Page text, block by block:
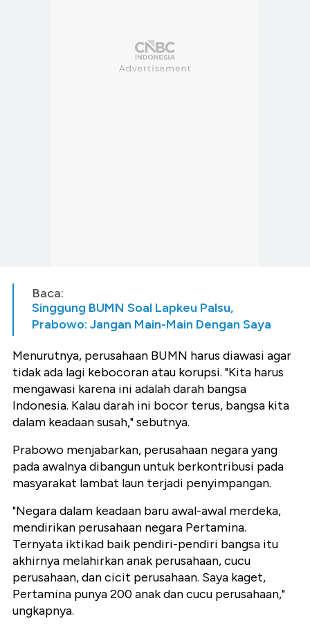
Baca:
Singgung BUMN Soal Lapkeu Palsu,
Prabowo: Jangan Main-Main Dengan Saya
Menurutnya, perusahaan BUMN harus diawasi agar
tidak ada lagi kebocoran atau korupsi. "Kita harus
mengawasi karena ini adalah darah bangsa
Indonesia. Kalau darah ini bocor terus, bangsa kita
dalam keadaan susah," sebutnya.
Prabowo menjabarkan, perusahaan negara yang
pada awalnya dibangun untuk berkontribusi pada
masyarakat lambat laun terjadi penyimpangan.
"Negara dalam keadaan baru awal-awal merdeka,
mendirikan perusahaan negara Pertamina.
Ternyata iktikad baik pendiri-pendiri bangsa itu
akhirnya melahirkan anak perusahaan, cucu
perusahaan, dan cicit perusahaan. Saya kaget,
Pertamina punya 200 anak dan cucu perusahaan,"
ungkapnya.